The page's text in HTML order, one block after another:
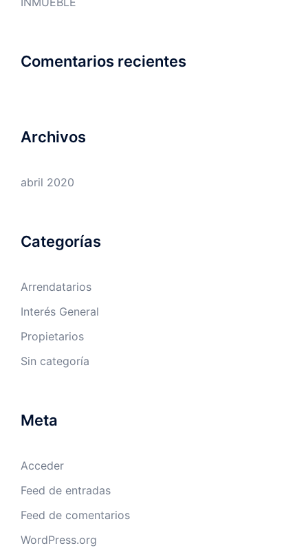
Comentarios recientes
Archivos
abril 2020
Categorías
Arrendatarios
Interés General
Propietarios
Sin categoría
Meta
Acceder
Feed de entradas
Feed de comentarios
WordPress.org